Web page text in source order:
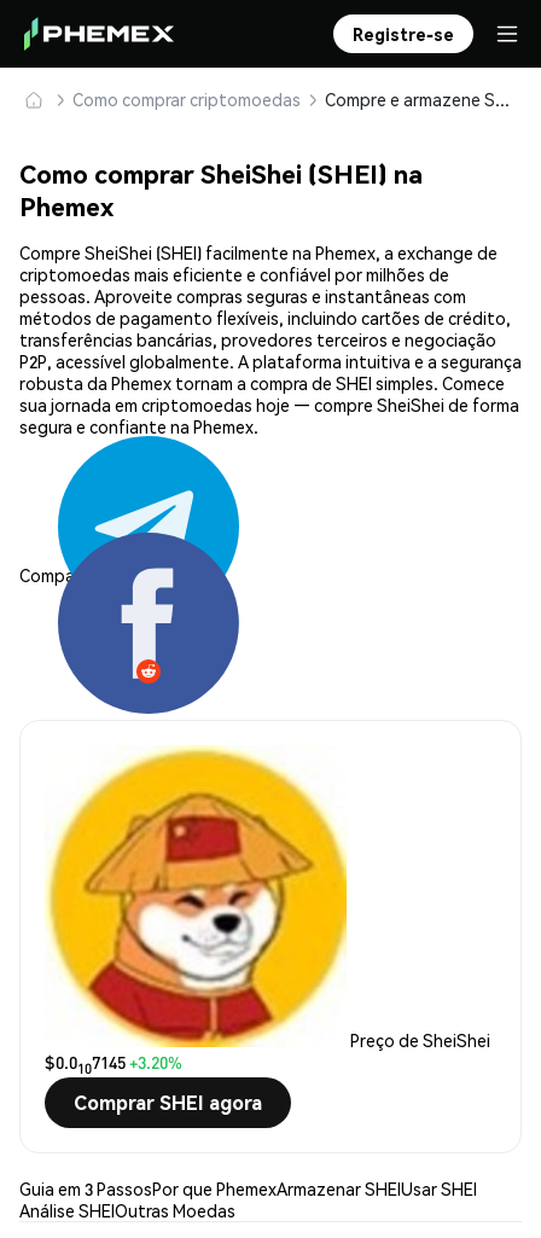
Registre-se
Como comprar criptomoedas Compre e armazene SheiShei (SHEI) com segurança
Como comprar SheiShei (SHEI) na
Phemex
Compre SheiShei (SHEI) facilmente na Phemex, a exchange de
criptomoedas mais eficiente e confiável por milhões de
pessoas. Aproveite compras seguras e instantâneas com
métodos de pagamento flexíveis, incluindo cartões de crédito,
transferências bancárias, provedores terceiros e negociação
P2P, acessível globalmente. A plataforma intuitiva e a segurança
robusta da Phemex tornam a compra de SHEI simples. Comece
sua jornada em criptomoedas hoje — compre SheiShei de forma
segura e confiante na Phemex.
Compartilhar:
Preço de SheiShei
$0.0107145+3.20%
Comprar SHEI agora
Guia em 3 PassosPor que PhemexArmazenar SHEIUsar SHEI
Análise SHEIOutras Moedas